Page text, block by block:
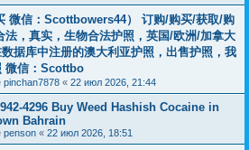
微信：Scottbowers44） 订购/购买/获取/购
法，真实，生物合法护照，英国/欧洲/加拿大
据库中注册的澳大利亚护照，出售护照，我
微信：Scottbo
pinchan7878 « 22 июл 2026, 21:44
4296 Buy Weed Hashish Cocaine in
Bahrain
penson « 22 июл 2026, 18:51